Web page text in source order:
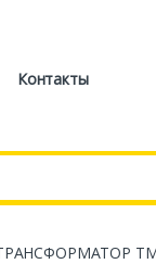
Контакты